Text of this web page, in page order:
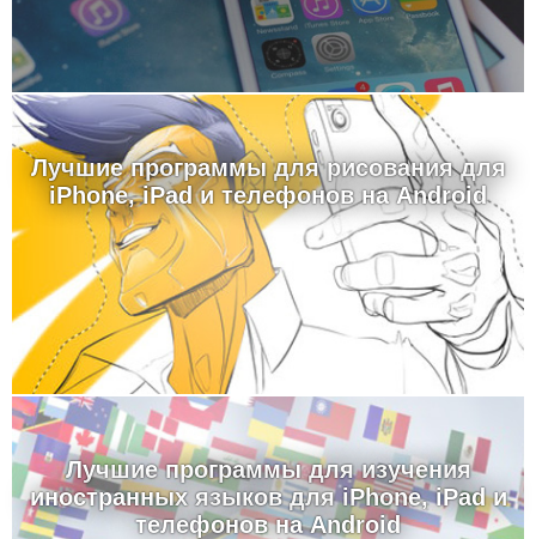
Лучшие программы для рисования для
iPhone, iPad и телефонов на Android
Лучшие программы для изучения
иностранных языков для iPhone, iPad и
телефонов на Android